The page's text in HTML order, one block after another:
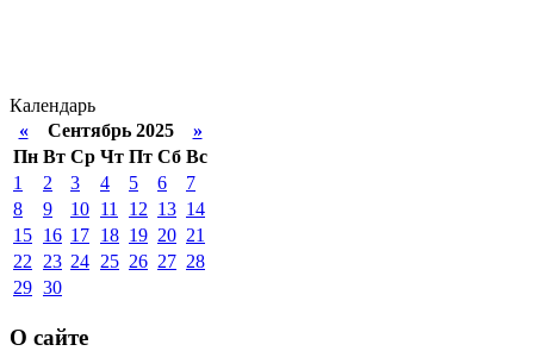
Календарь
«Сентябрь 2025 »
Пн Вт Ср Чт Пт Сб Вс
1
2 3 4 5 6
7
8
9 10 11 12 13 14
15 16 17 18 19 20 21
22
23 24 25 26 27 28
29 30
О сайте